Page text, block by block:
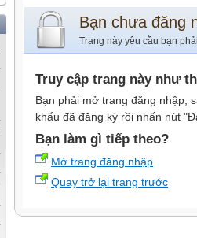
Bạn chưa đăng
Trang này yêu cầu bạn
Truy cập trang này như
Bạn phải mở trang đăng nhập,
khẩu đã đăng ký rồi nhấn nút
Bạn làm gì tiếp theo?
Mở trang đăng nhập
Quay trở lại trang trước